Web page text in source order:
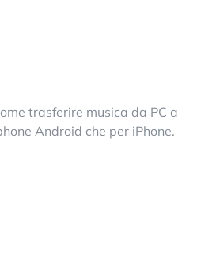
trasferire musica da PC a
Android che per iPhone.